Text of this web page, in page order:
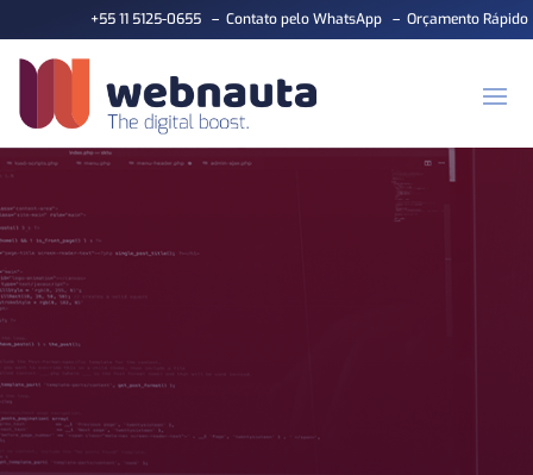
+55 11 5125-0655– Contato pelo WhatsApp– Orçamento Rápido